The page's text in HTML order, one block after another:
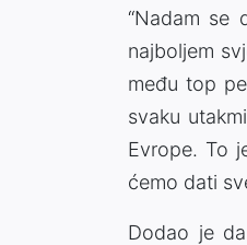
“Nadam se
najboljem
među top
svaku
Evrope. To
ćemo dati
Dodao je